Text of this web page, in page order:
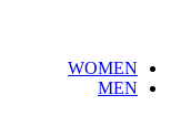
WOMEN
MEN